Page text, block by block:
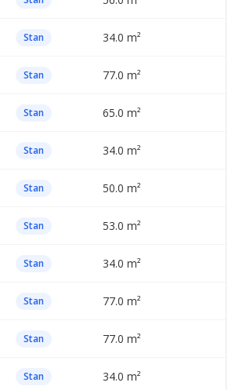
Stan 34.0 m²
Stan 77.0 m²
Stan 65.0 m²
Stan 34.0 m²
Stan 50.0 m²
Stan 53.0 m²
Stan 34.0 m²
Stan 77.0 m²
Stan 77.0 m²
Stan 34.0 m²